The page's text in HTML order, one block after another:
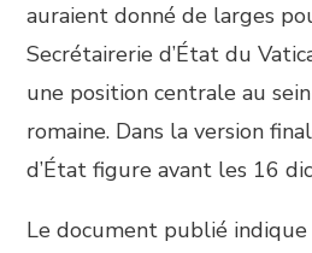
auraient donné de larges
Secrétairerie d’État du
une position centrale au
romaine. Dans la version
d’État figure avant les 16
Le document publié